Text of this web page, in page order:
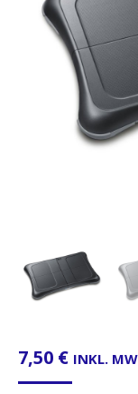
7,50 € INKL.